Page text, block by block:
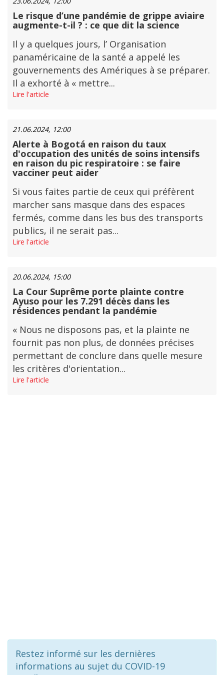
Le risque d’une pandémie de grippe aviaire
augmente-t-il ? : ce que dit la science
Il y a quelques jours, l’ Organisation
panaméricaine de la santé a appelé les
gouvernements des Amériques à se préparer.
Il a exhorté à « mettre...
Lire l'article
21.06.2024, 12:00
Alerte à Bogotá en raison du taux
d'occupation des unités de soins intensifs
en raison du pic respiratoire : se faire
vacciner peut aider
Si vous faites partie de ceux qui préfèrent
marcher sans masque dans des espaces
fermés, comme dans les bus des transports
publics, il ne serait pas...
Lire l'article
20.06.2024, 15:00
La Cour Suprême porte plainte contre
Ayuso pour les 7.291 décès dans les
résidences pendant la pandémie
« Nous ne disposons pas, et la plainte ne
fournit pas non plus, de données précises
permettant de conclure dans quelle mesure
les critères d'orientation...
Lire l'article
Restez informé sur les dernières
informations au sujet du COVID-19